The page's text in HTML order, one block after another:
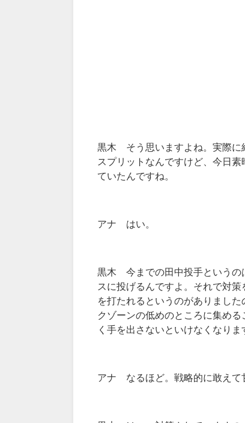
黒木 そう思いますよね。実際に
スプリットなんですけど、今日
ていたんですね。
アナ はい。
黒木 今までの田中投手というの
スに投げるんですよ。それで対
を打たれるというのがありまし
クゾーンの低めのところに集め
く手を出さないといけなくなりま
アナ なるほど。戦略的に敢えて